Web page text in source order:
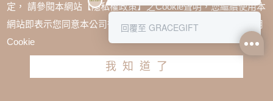
英倫復古綁帶輕量厚底牛津鞋 黑
定， 請參閱本網站【隱私權政策】之Cookie聲明，您繼續使用本
網站即表示您同意本公司得按本網站使用條款之Cookie聲明使用
Cookie
我知道了
回覆至 GRACEGIFT